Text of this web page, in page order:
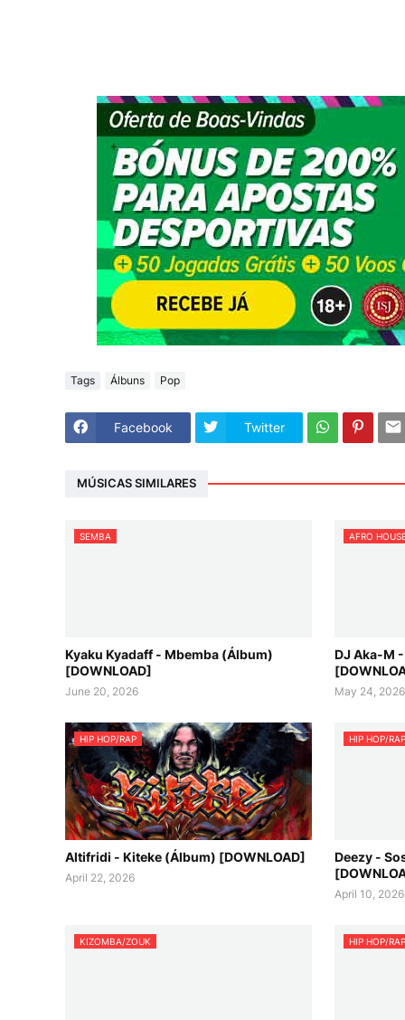
Tags Álbuns Pop
Facebook Twitter
MÚSICAS SIMILARES
SEMBA
Kyaku Kyadaff - Mbemba (Álbum)
[DOWNLOAD]
June 20, 2026
AFRO
DJ Aka-M
May 24, 2026
HIP HOP/RAP
Altifridi - Kiteke (Álbum) [DOWNLOAD]
April 22, 2026
HIP HOP/RAP
Deezy -
April 10, 2026
KIZOMBA/ZOUK HIP HOP/RAP